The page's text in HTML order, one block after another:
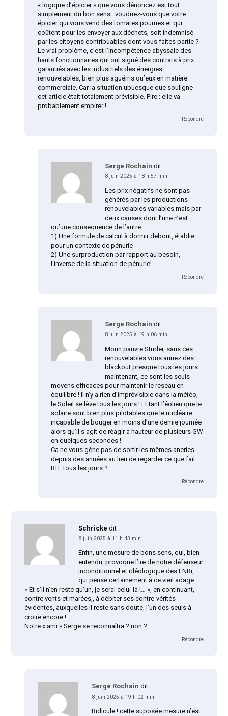
« logique d’épicier » que vous dénoncez est tout
simplement du bon sens : voudriez-vous que votre
épicier qui vous vend des tomates pourries et qui
coûtent pour les envoyer aux déchets, soit indemnisé
par les citoyens contribuables dont vous faites partie ?
Le vrai problème, c’est l’incompétence abyssale des
hauts fonctionnaires qui ont signé des contrats à prix
garantiés avec les industriels des énergies
renouvelables, bien plus aguérris qu’eux en matière
commerciale. Car la situation ubuesque que souligne
cet article était totalement prévisible. Pire : elle va
probablement empirer !
Répondre
Serge Rochain dit :
8 juin 2025 à 18 h 57 min
Les prix négatifs ne sont pas
générés par les productions
renouvelables variables mais par
deux causes dont l’une n’est
qu’une consequence de l’autre :
1) Une formule de calcul à dormir debout, établie
pour un contexte de pénurie
2) Une surproduction par rapport au besoin,
l’inverse de la situation de pénurie!
Répondre
Serge Rochain dit :
8 juin 2025 à 19 h 06 min
Monn pauvre Studer, sans ces
renouvelables vous auriez des
blackout presque tous les jours
maintenant, ce sont les seuls
moyens efficaces pour maintenir le reseau en
équilibre ! Il n’y a rien d’imprévisible dans la météo,
le Soleil se lève tous les jours ! Et tant l’éolien que le
solaire sont bien plus pilotables que le nucléaire
incapable de bouger en moins d’une demie journée
alors qu’il s’agit de réagir à hauteur de plusieurs GW
en quelques secondes !
Ca ne vous gène pas de sortir les mêmes aneries
depuis des années au lieu de regarder ce que fait
RTE tous les jours ?
Répondre
Schricke dit :
8 juin 2025 à 11 h 43 min
Enfin, une mesure de bons sens, qui, bien
entendu, provoque l’ire de notre défenseur
inconditionnel et idéologique des ENRi,
qui pense certainement à ce vieil adage:
« Et s’il n’en reste qu’un, je serai celui-là !… », en continuant,
contre vents et marées,, à débiter ses contre-vérités
évidentes, auxquelles il reste sans doute, l’un des seuls à
croire encore !
Notre « ami » Serge se reconnaîtra ? non ?
Répondre
Serge Rochain dit :
8 juin 2025 à 19 h 02 min
Ridicule ! cette suposée mesure n’est